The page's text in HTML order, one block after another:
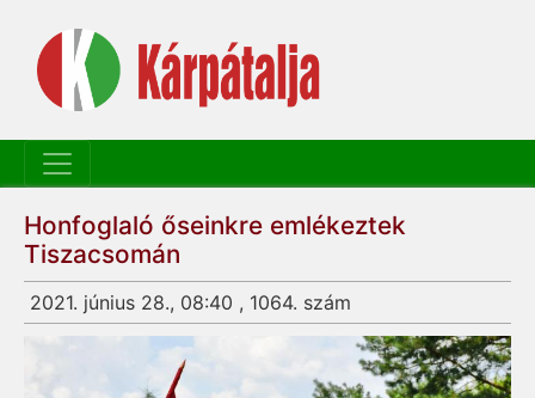
Honfoglaló őseinkre emlékeztek
Tiszacsomán
2021. június 28., 08:40 , 1064. szám